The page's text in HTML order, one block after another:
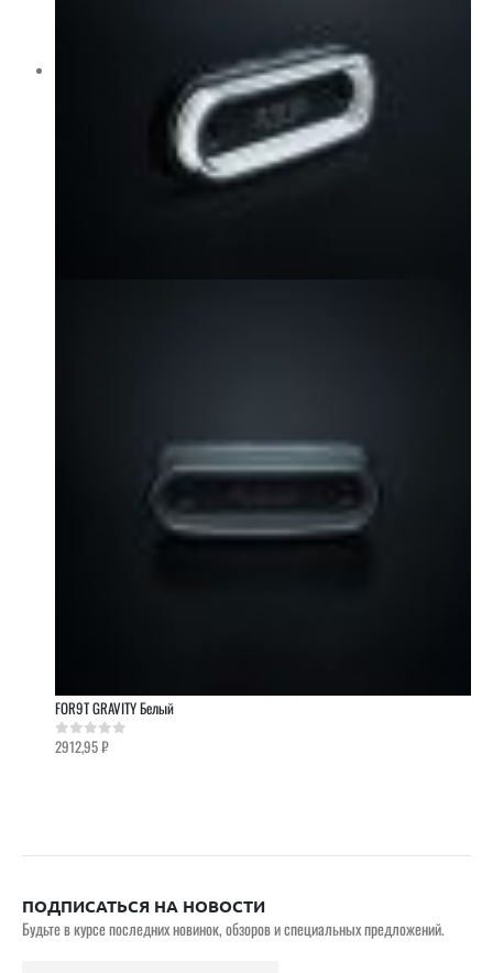
FOR9T GRAVITY Белый
0out of 5
2912,95₽
ПОДПИСАТЬСЯ НА НОВОСТИ
Будьте в курсе последних новинок, обзоров и специальных предложений.